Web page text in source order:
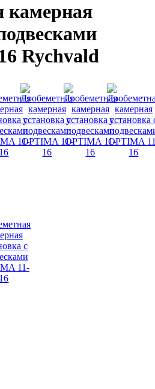
камерная
Rychvald